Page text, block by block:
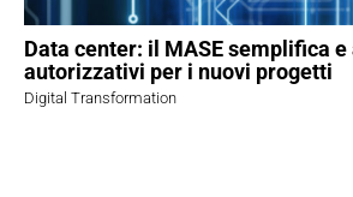
Data center: il MASE semplifica
autorizzativi per i nuovi progetti
Digital Transformation